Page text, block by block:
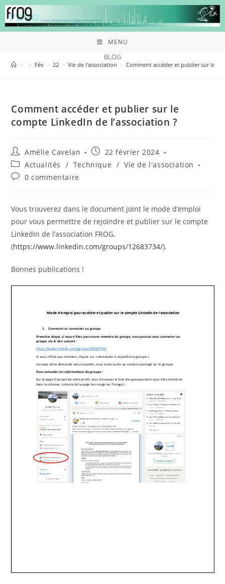
MENU
BLOG
> > Fév > 22 > Vie de l'association > Comment accéder et publier sur le
Comment accéder et publier sur le
compte LinkedIn de l’association ?
Amélie Cavelan
22 février 2024
Actualités
/ Technique / Vie de l'association
0 commentaire
Vous trouverez dans le document joint le mode d’emploi
pour vous permettre de rejoindre et publier sur le compte
LinkedIn de l’association FROG.
(https://www.linkedin.com/groups/12683734/).
Bonnes publications !